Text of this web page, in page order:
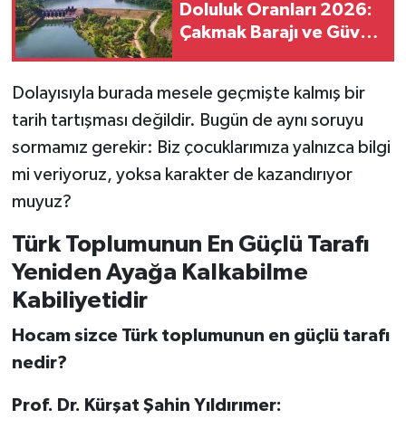
Doluluk Oranları 2026:
Çakmak Barajı ve Güven
Dolayısıyla burada mesele geçmişte kalmış bir
tarih tartışması değildir. Bugün de aynı soruyu
sormamız gerekir: Biz çocuklarımıza yalnızca bilgi
mi veriyoruz, yoksa karakter de kazandırıyor
muyuz?
Türk Toplumunun En Güçlü Tarafı
Yeniden Ayağa Kalkabilme
Kabiliyetidir
Hocam sizce Türk toplumunun en güçlü tarafı
nedir?
Prof. Dr. Kürşat Şahin Yıldırımer: